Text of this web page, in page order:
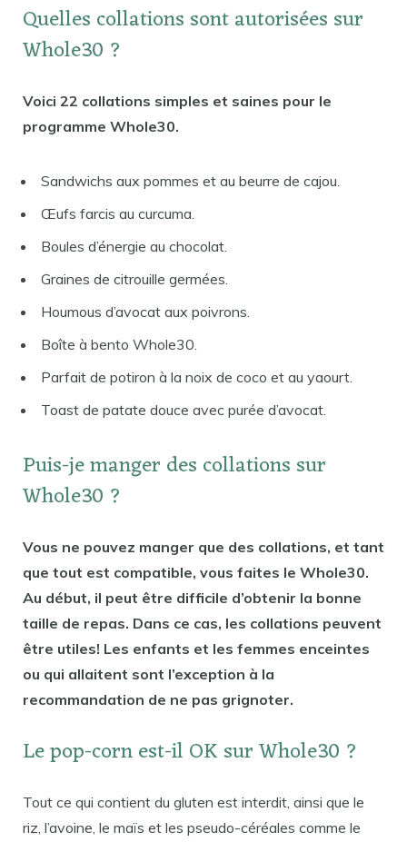
Quelles collations sont autorisées sur
Whole30 ?
Voici 22 collations simples et saines pour le
programme Whole30.
Sandwichs aux pommes et au beurre de cajou.
Œufs farcis au curcuma.
Boules d’énergie au chocolat.
Graines de citrouille germées.
Houmous d’avocat aux poivrons.
Boîte à bento Whole30.
Parfait de potiron à la noix de coco et au yaourt.
Toast de patate douce avec purée d’avocat.
Puis-je manger des collations sur
Whole30 ?
Vous ne pouvez manger que des collations, et tant
que tout est compatible, vous faites le Whole30.
Au début, il peut être difficile d’obtenir la bonne
taille de repas. Dans ce cas, les collations peuvent
être utiles! Les enfants et les femmes enceintes
ou qui allaitent sont l’exception à la
recommandation de ne pas grignoter.
Le pop-corn est-il OK sur Whole30 ?
Tout ce qui contient du gluten est interdit, ainsi que le
riz, l’avoine, le maïs et les pseudo-céréales comme le